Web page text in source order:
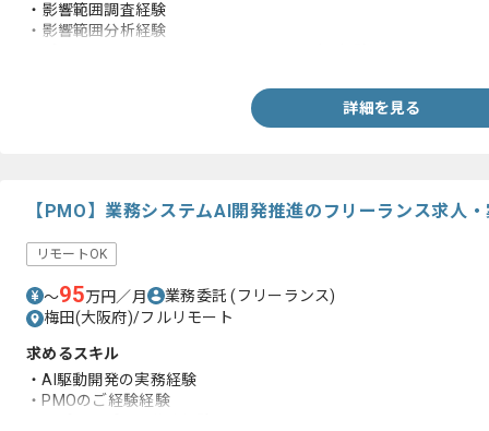
・影響範囲調査経験
・影響範囲分析経験
詳細を見る
【PMO】業務システムAI開発推進のフリーランス求人
リモートOK
〜95万円／月 業務委託(フリーランス)
梅田(大阪府)/フルリモート
求めるスキル
・AI駆動開発の実務経験
・PMOのご経験経験